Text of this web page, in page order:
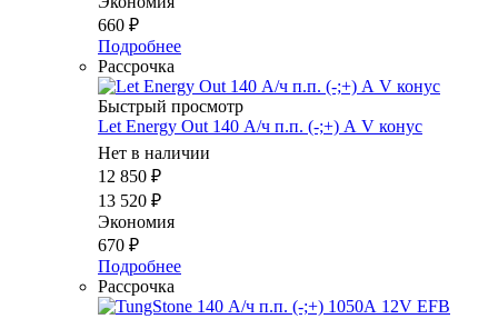
660 ₽
Подробнее
Рассрочка
Быстрый просмотр
Let Energy Out 140 А/ч п.п. (-;+) А V конус
Нет в наличии
12 850 ₽
13 520 ₽
Экономия
670 ₽
Подробнее
Рассрочка